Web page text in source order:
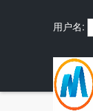
用户名: